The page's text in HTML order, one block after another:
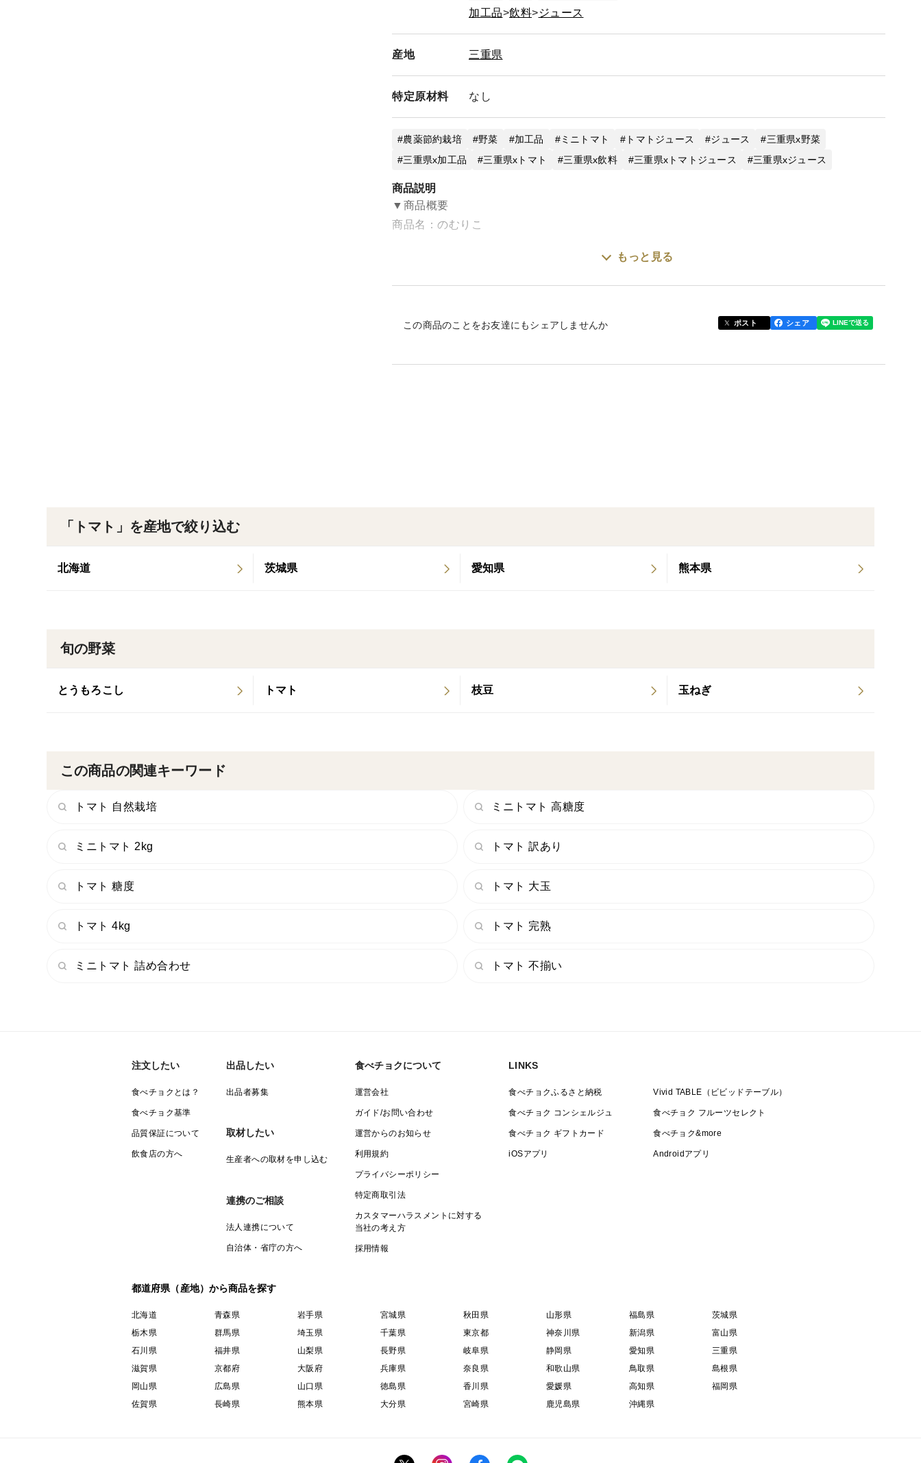
加工品
飲料 ジュース
産地 三重県
特定原材料 なし
農薬節約栽培 野菜 加工品 ミニトマト トマトジュース ジュース
三重県x野菜
三重県x加工品
三重県xトマト 三重県x飲料 三重県xトマトジュース 三重県xジュース
商品説明
▼商品概要
商品名：のむりこ
食塩、添加物を一切含まない【無添加】仕立てになっています。
原材料名：ミニトマト
岐阜県岐阜市岩滝西1丁目372-2
炭水化物 4.0g
もっと見る
この商品のことをお友達にもシェアしませんか ポスト シェア
「トマト」を産地で絞り込む
北海道 茨城県 愛知県 熊本県
旬の野菜
とうもろこし トマト 枝豆 玉ねぎ
この商品の関連キーワード
トマト 自然栽培 ミニトマト 高糖度
ミニトマト 2kg トマト 訳あり
トマト 糖度 トマト 大玉
トマト 4kg トマト 完熟
ミニトマト 詰め合わせ トマト 不揃い
注文したい
食べチョクとは？
食べチョク基準
品質保証について
飲食店の方へ
出品したい
出品者募集
取材したい
生産者への取材を申し込む
連携のご相談
法人連携について
自治体・省庁の方へ
食べチョクについて
運営会社
ガイド/お問い合わせ
運営からのお知らせ
利用規約
プライバシーポリシー
特定商取引法
カスタマーハラスメントに対する
当社の考え方
採用情報
LINKS
食べチョクふるさと納税 Vivid TABLE（ビビッドテーブル）
食べチョク コンシェルジュ 食べチョク フルーツセレクト
食べチョク ギフトカード 食べチョク&more
iOSアプリ Androidアプリ
都道府県（産地）から商品を探す
北海道 青森県 岩手県 宮城県 秋田県 山形県 福島県
茨城県
栃木県
群馬県 埼玉県 千葉県 東京都 神奈川県 新潟県
富山県
石川県
福井県 山梨県 長野県 岐阜県 静岡県 愛知県
三重県
滋賀県
京都府 大阪府 兵庫県 奈良県 和歌山県 鳥取県
島根県
岡山県
広島県 山口県 徳島県 香川県 愛媛県 高知県
福岡県
佐賀県
長崎県 熊本県 大分県 宮崎県 鹿児島県 沖縄県